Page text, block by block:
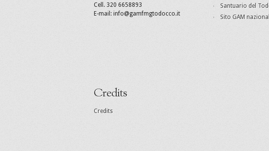
Cell. 320 6658893
E-mail: info@gamfmgtodocco.it
Santuario del
Sito GAM
Credits
Credits